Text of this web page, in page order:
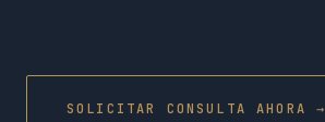
SOLICITAR CONSULTA AHORA →